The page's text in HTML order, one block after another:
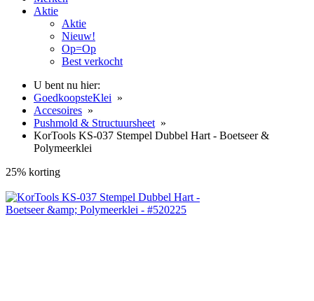
Aktie
Aktie
Nieuw!
Op=Op
Best verkocht
U bent nu hier:
GoedkoopsteKlei »
Accesoires »
Pushmold & Structuursheet »
KorTools KS-037 Stempel Dubbel Hart - Boetseer &
Polymeerklei
25% korting